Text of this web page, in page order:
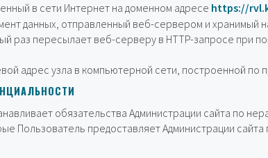
в сети Интернет на доменном адресе https://
данных, отправленный веб-сервером и хранимый
раз пересылает веб-серверу в HTTP-запросе при
адрес узла в компьютерной сети, построенной по
обязательства Администрации сайта по
Пользователь предоставляет Администрации